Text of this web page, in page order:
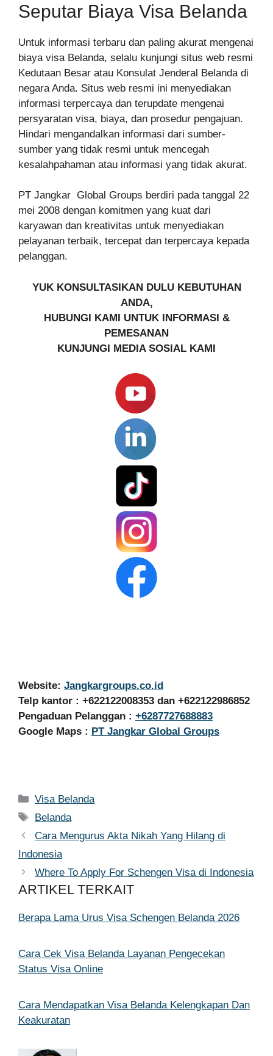
Seputar Biaya Visa Belanda
Untuk informasi terbaru dan paling akurat mengenai
biaya visa Belanda, selalu kunjungi situs web resmi
Kedutaan Besar atau Konsulat Jenderal Belanda di
negara Anda. Situs web resmi ini menyediakan
informasi terpercaya dan terupdate mengenai
persyaratan visa, biaya, dan prosedur pengajuan.
Hindari mengandalkan informasi dari sumber-
sumber yang tidak resmi untuk mencegah
kesalahpahaman atau informasi yang tidak akurat.
PT Jangkar Global Groups berdiri pada tanggal 22
mei 2008 dengan komitmen yang kuat dari
karyawan dan kreativitas untuk menyediakan
pelayanan terbaik, tercepat dan terpercaya kepada
pelanggan.
YUK KONSULTASIKAN DULU KEBUTUHAN
ANDA,
HUBUNGI KAMI UNTUK INFORMASI &
PEMESANAN
KUNJUNGI MEDIA SOSIAL KAMI
Website: Jangkargroups.co.id
Telp kantor : +622122008353 dan +622122986852
Pengaduan Pelanggan : +6287727688883
Google Maps : PT Jangkar Global Groups
Kategori
Visa Belanda
Tag
Belanda
Cara Mengurus Akta Nikah Yang Hilang di
Indonesia
Where To Apply For Schengen Visa di Indonesia
ARTIKEL TERKAIT
Berapa Lama Urus Visa Schengen Belanda 2026
Cara Cek Visa Belanda Layanan Pengecekan
Status Visa Online
Cara Mendapatkan Visa Belanda Kelengkapan Dan
Keakuratan